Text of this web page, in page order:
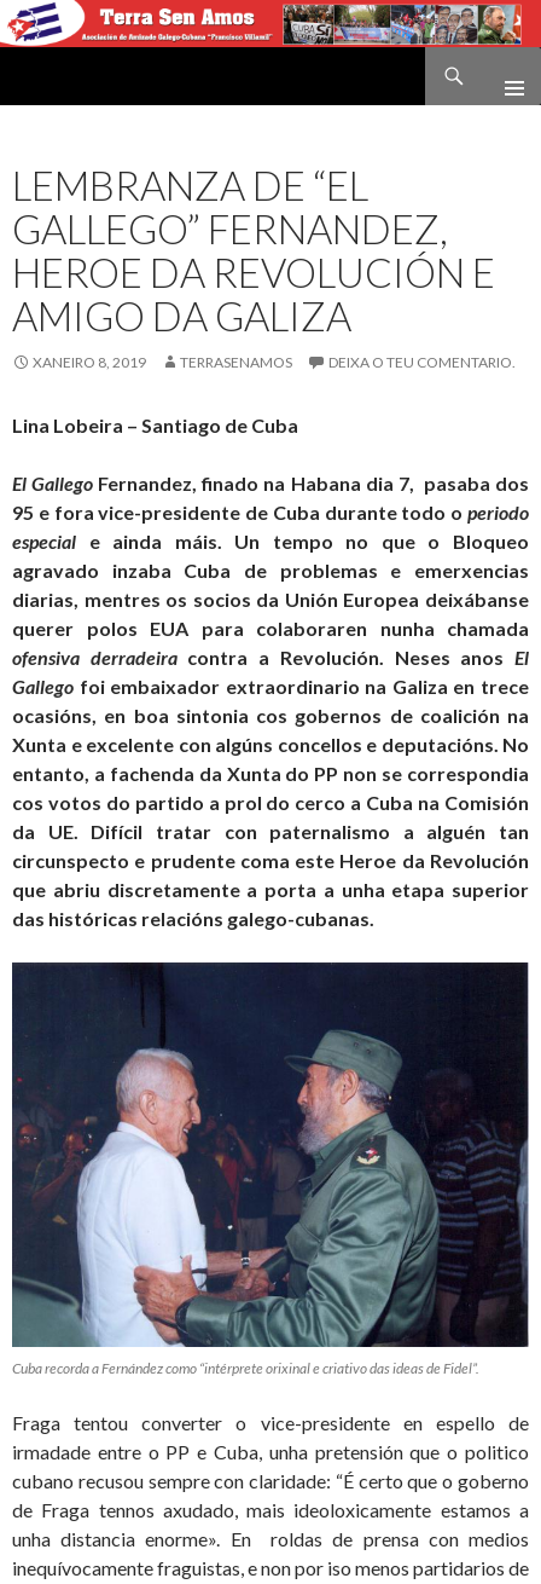
LEMBRANZA DE “EL
GALLEGO” FERNANDEZ,
HEROE DA REVOLUCIÓN E
AMIGO DA GALIZA
XANEIRO 8, 2019 TERRASENAMOS DEIXA O TEU COMENTARIO.
Lina Lobeira – Santiago de Cuba
El Gallego Fernandez, finado na Habana dia 7, pasaba dos
95 e fora vice-presidente de Cuba durante todo o periodo
especial e ainda máis. Un tempo no que o Bloqueo
agravado inzaba Cuba de problemas e emerxencias
diarias, mentres os socios da Unión Europea deixábanse
querer polos EUA para colaboraren nunha chamada
ofensiva derradeiracontra a Revolución. Neses anosEl
Gallego foi embaixador extraordinario na Galiza en trece
ocasións, en boa sintonia cos gobernos de coalición na
Xunta e excelente con algúns concellos e deputacións. No
entanto, a fachenda da Xunta do PP non se correspondia
cos votos do partido a prol do cerco a Cuba na Comisión
da UE. Difícil tratar con paternalismo a alguén tan
circunspecto e prudente coma este Heroe da Revolución
que abriu discretamente a porta a unha etapa superior
das históricas relacións galego-cubanas.
Cuba recorda a Fernández como “intérprete orixinal e criativo das ideas de Fidel”.
Fraga tentou converter o vice-presidente en espello de
irmadade entre o PP e Cuba, unha pretensión que o politico
cubano recusou sempre con claridade: “É certo que o goberno
de Fraga tennos axudado, mais ideoloxicamente estamos a
unha distancia enorme». En roldas de prensa con medios
inequívocamente fraguistas, e non por iso menos partidarios de